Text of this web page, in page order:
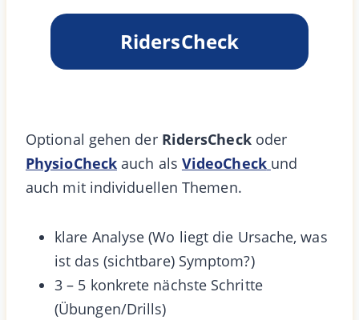
RidersCheck
Optional gehen der RidersCheckoder
PhysioCheck auch als VideoCheck und
auch mit individuellen Themen.
klare Analyse (Wo liegt die Ursache, was
ist das (sichtbare) Symptom?)
3 – 5 konkrete nächste Schritte
(Übungen/Drills)